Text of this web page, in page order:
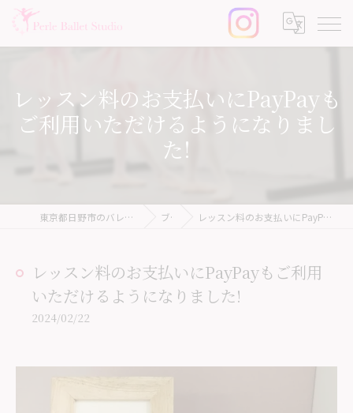
レッスン料のお支払いにPayPayも
ご利用いただけるようになりまし
た!
東京都日野市のバレエ教室ならPerle Ballet Studio ブログ レッスン料のお支払いにPayPayもご利用いただけるようになりました!
レッスン料のお支払いにPayPayもご利用
いただけるようになりました!
2024/02/22